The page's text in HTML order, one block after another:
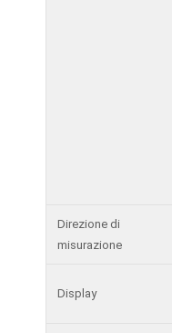
Direzione di
misurazione
Display